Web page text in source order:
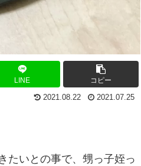
LINE コピー
2021.08.22 2021.07.25
たいとの事で、甥っ子姪っ